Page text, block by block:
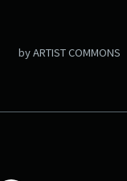
by ARTIST COMMONS